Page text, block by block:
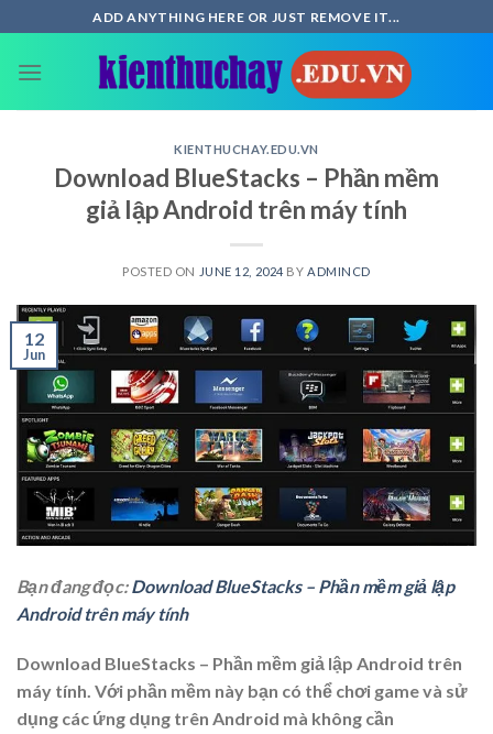
to
content
ADD ANYTHING HERE OR JUST REMOVE IT...
KIENTHUCHAY.EDU.VN
Download BlueStacks – Phần mềm
giả lập Android trên máy tính
POSTED ON JUNE 12, 2024 BY ADMINCD
12
Jun
Bạn đang đọc:Download BlueStacks – Phần mềm giả lập
Android trên máy tính
Download BlueStacks – Phần mềm giả lập Android trên
máy tính. Với phần mềm này bạn có thể chơi game và sử
dụng các ứng dụng trên Android mà không cần